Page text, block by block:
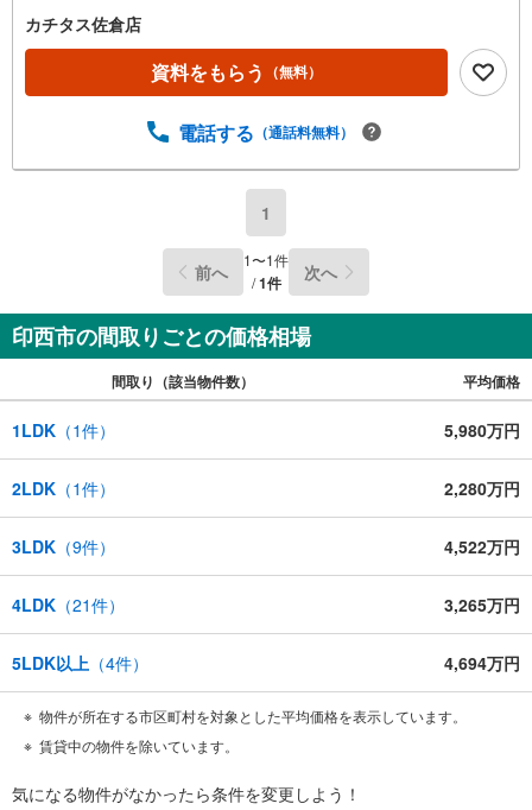
カチタス佐倉店
資料をもらう （無料）
電話する （通話料無料）
1
前へ 1〜1件
/1件 次へ
印西市の間取りごとの価格相場
間取り（該当物件数） 平均価格
1LDK （1件） 5,980万円
2LDK （1件） 2,280万円
3LDK （9件） 4,522万円
4LDK （21件） 3,265万円
5LDK以上 （4件） 4,694万円
物件が所在する市区町村を対象とした平均価格を表示しています。
賃貸中の物件を除いています。
気になる物件がなかったら条件を変更しよう！